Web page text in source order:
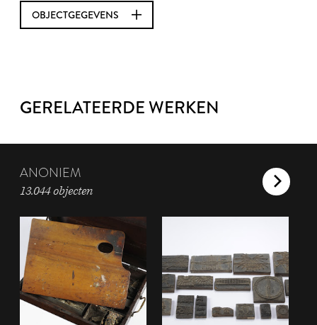
OBJECTGEGEVENS
GERELATEERDE WERKEN
ANONIEM
13.044 objecten